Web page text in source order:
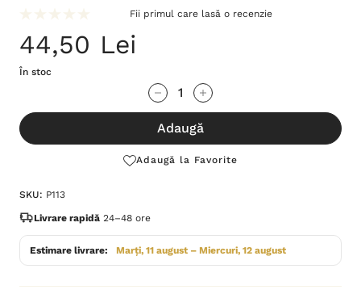
Fii primul care lasă o recenzie
44,50 Lei
În stoc
te!
Stocul
Adaugă
Adaugă la Favorite
SKU: P113
Livrare rapidă 24–48 ore
Estimare livrare: Marți, 11 august – Miercuri, 12 august